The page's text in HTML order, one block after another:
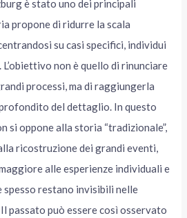
è stato uno dei principali
propone di ridurre la scala
su casi specifici, individui
non è quello di rinunciare
processi, ma di raggiungerla
del dettaglio. In questo
si oppone alla storia “tradizionale”,
ricostruzione dei grandi eventi,
alle esperienze individuali e
spesso restano invisibili nelle
passato può essere così osservato